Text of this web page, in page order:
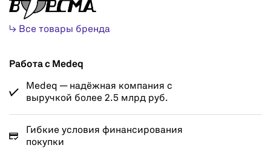
↳ Все товары бренда
Работа с Medeq
Medeq — надёжная компания с
выручкой более 2.5 млрд руб.
Гибкие условия финансирования
покупки